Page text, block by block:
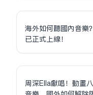
海外如何聽國內音樂
已正式上線！
周深Ella獻唱！動畫